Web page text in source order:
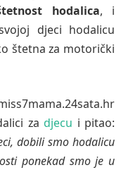
hodalica, i
djeci hodalicu
štetna za motorički
zadjecu i pitao:
dobili smo hodalicu
ponekad smo je u